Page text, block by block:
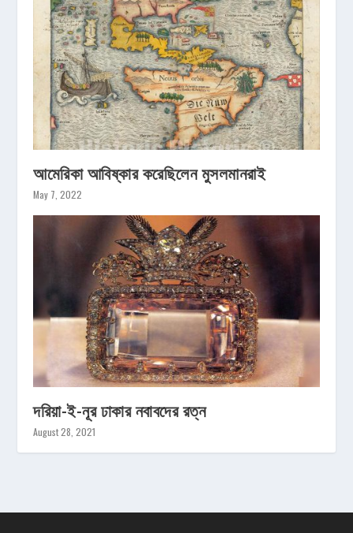
আমেরিকা আবিষ্কার করেছিলেন মুসলমানরাই
May 7, 2022
দরিয়া-ই-নূর ঢাকার নবাবদের রত্ন
August 28, 2021